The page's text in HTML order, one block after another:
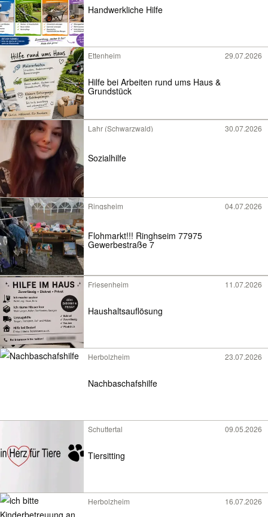
Handwerkliche Hilfe
Ettenheim 29.07.2026
Hilfe bei Arbeiten rund ums Haus &
Grundstück
Lahr (Schwarzwald) 30.07.2026
Sozialhilfe
Ringsheim 04.07.2026
Flohmarkt!!! Ringhseim 77975
Gewerbestraße 7
Friesenheim 11.07.2026
Haushaltsauflösung
Herbolzheim 23.07.2026
Nachbaschafshilfe
Schuttertal 09.05.2026
Tiersitting
Herbolzheim 16.07.2026